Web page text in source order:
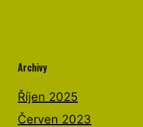
Archivy
Říjen 2025
Červen 2023